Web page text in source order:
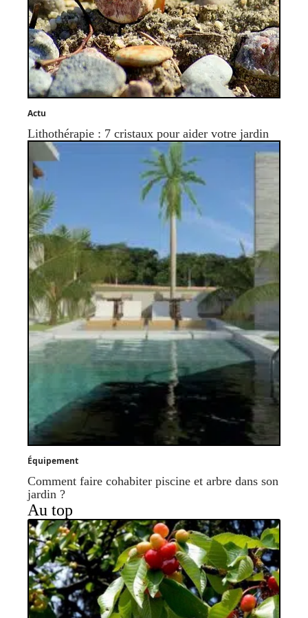
Actu
Lithothérapie : 7 cristaux pour aider votre jardin
Équipement
Comment faire cohabiter piscine et arbre dans son
jardin ?
Au top